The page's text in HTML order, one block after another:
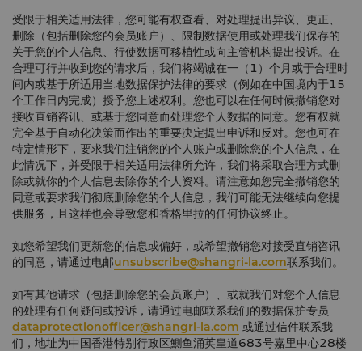
受限于相关适用法律，您可能有权查看、对处理提出异议、更正、
删除（包括删除您的会员账户）、限制数据使用或处理我们保存的
关于您的个人信息、行使数据可移植性或向主管机构提出投诉。在
合理可行并收到您的请求后，我们将竭诚在一（1）个月或于合理时
间内或基于所适用当地数据保护法律的要求（例如在中国境内于15
个工作日内完成）授予您上述权利。您也可以在任何时候撤销您对
接收直销咨讯、或基于您同意而处理您个人数据的同意。您有权就
完全基于自动化决策而作出的重要决定提出申诉和反对。您也可在
特定情形下，要求我们注销您的个人账户或删除您的个人信息，在
此情况下，并受限于相关适用法律所允许，我们将采取合理方式删
除或就你的个人信息去除你的个人资料。请注意如您完全撤销您的
同意或要求我们彻底删除您的个人信息，我们可能无法继续向您提
供服务，且这样也会导致您和香格里拉的任何协议终止。
如您希望我们更新您的信息或偏好，或希望撤销您对接受直销咨讯
的同意，请通过电邮unsubscribe@shangri-la.com联系我们。
如有其他请求（包括删除您的会员账户）、或就我们对您个人信息
的处理有任何疑问或投诉，请通过电邮联系我们的数据保护专员
dataprotectionofficer@shangri-la.com 或通过信件联系我
们，地址为中国香港特别行政区鰂鱼涌英皇道683号嘉里中心28楼